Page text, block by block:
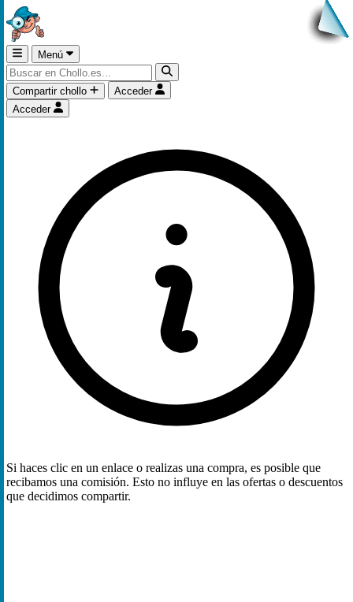
Menú
Compartir chollo
Acceder
Acceder
Si haces clic en un enlace o realizas una compra, es posible que
recibamos una comisión. Esto no influye en las ofertas o descuentos
que decidimos compartir.